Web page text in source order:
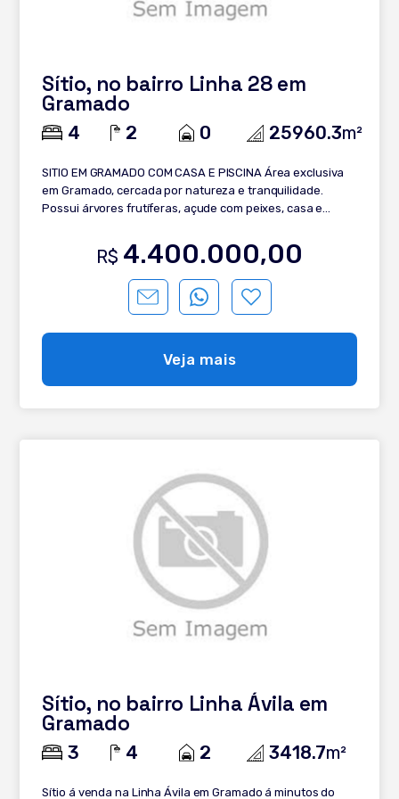
Sítio, no bairro Linha 28 em
Gramado
4 2 0 25960.3m²
SITIO EM GRAMADO COM CASA E PISCINA Área exclusiva
em Gramado, cercada por natureza e tranquilidade.
Possui árvores frutíferas, açude com peixes, casa e
de vida e contato com o verde. Conheça: - 2.5 hectares; -
Casa para lazer; - Piscina; - Árvores frutíferas; - Açude
espaço em Gramado!
R$ 4.400.000,00
Veja mais
Sítio, no bairro Linha Ávila em
Gramado
3 4 2 3418.7m²
Sítio á venda na Linha Ávila em Gramado á minutos do